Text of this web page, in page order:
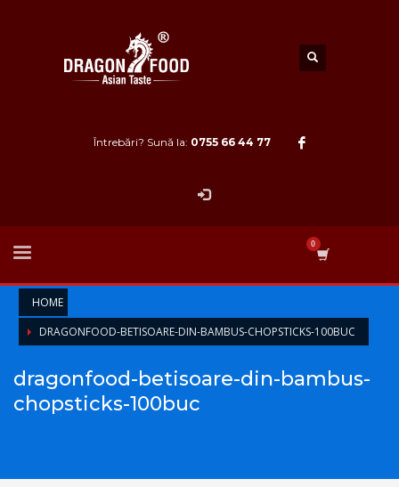
Întrebări? Sună la: 0755 66 44 77
HOME
DRAGONFOOD-BETISOARE-DIN-BAMBUS-CHOPSTICKS-100BUC
dragonfood-betisoare-din-bambus-
chopsticks-100buc